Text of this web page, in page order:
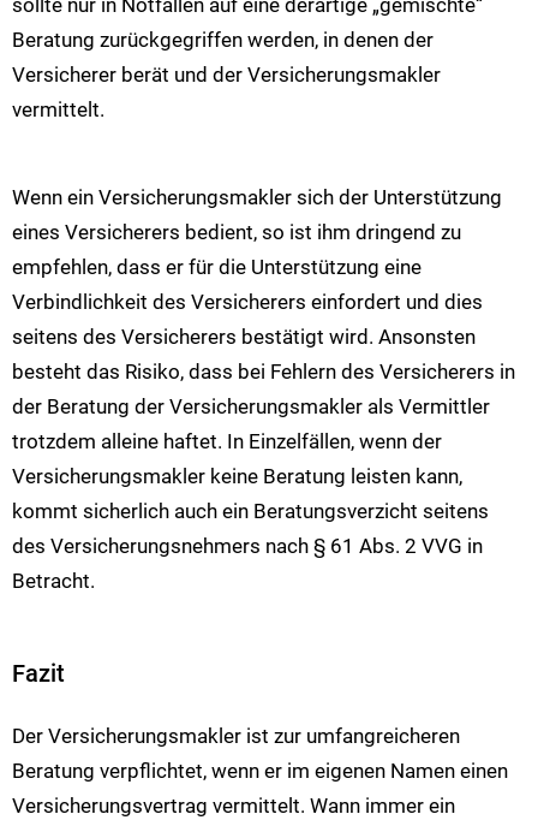
sollte nur in Notfällen auf eine derartige „gemischte“
Beratung zurückgegriffen werden, in denen der
Versicherer berät und der Versicherungsmakler
vermittelt.
Wenn ein Versicherungsmakler sich der Unterstützung
eines Versicherers bedient, so ist ihm dringend zu
empfehlen, dass er für die Unterstützung eine
Verbindlichkeit des Versicherers einfordert und dies
seitens des Versicherers bestätigt wird. Ansonsten
besteht das Risiko, dass bei Fehlern des Versicherers in
der Beratung der Versicherungsmakler als Vermittler
trotzdem alleine haftet. In Einzelfällen, wenn der
Versicherungsmakler keine Beratung leisten kann,
kommt sicherlich auch ein Beratungsverzicht seitens
des Versicherungsnehmers nach § 61 Abs. 2 VVG in
Betracht.
Fazit
Der Versicherungsmakler ist zur umfangreicheren
Beratung verpflichtet, wenn er im eigenen Namen einen
Versicherungsvertrag vermittelt. Wann immer ein